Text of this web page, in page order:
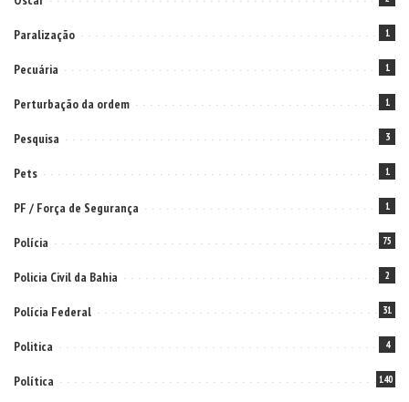
Paralização 1
Pecuária 1
Perturbação da ordem 1
Pesquisa 3
Pets 1
PF / Força de Segurança 1
Polícia 75
Policia Civil da Bahia 2
Polícia Federal 31
Politica 4
Política 140